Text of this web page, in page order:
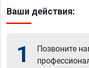
Ваши действия:
1 Позвоните